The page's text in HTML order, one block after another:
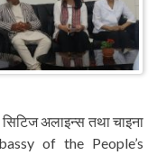
अलाइन्स तथा चाइना
of the People’s